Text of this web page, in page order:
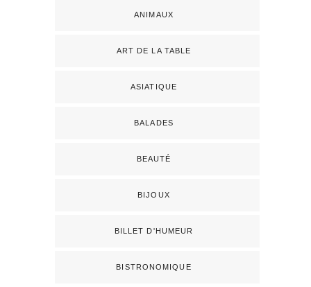
ANIMAUX
ART DE LA TABLE
ASIATIQUE
BALADES
BEAUTÉ
BIJOUX
BILLET D'HUMEUR
BISTRONOMIQUE